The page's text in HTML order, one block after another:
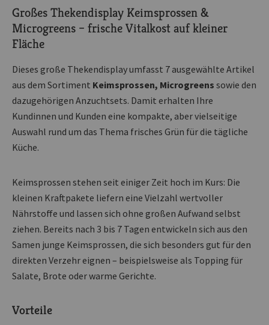
Großes Thekendisplay Keimsprossen &
Microgreens – frische Vitalkost auf kleiner
Fläche
Dieses große Thekendisplay umfasst 7 ausgewählte Artikel
aus dem Sortiment Keimsprossen, Microgreens sowie den
dazugehörigen Anzuchtsets. Damit erhalten Ihre
Kundinnen und Kunden eine kompakte, aber vielseitige
Auswahl rund um das Thema frisches Grün für die tägliche
Küche.
Keimsprossen stehen seit einiger Zeit hoch im Kurs: Die
kleinen Kraftpakete liefern eine Vielzahl wertvoller
Nährstoffe und lassen sich ohne großen Aufwand selbst
ziehen. Bereits nach 3 bis 7 Tagen entwickeln sich aus den
Samen junge Keimsprossen, die sich besonders gut für den
direkten Verzehr eignen – beispielsweise als Topping für
Salate, Brote oder warme Gerichte.
Vorteile